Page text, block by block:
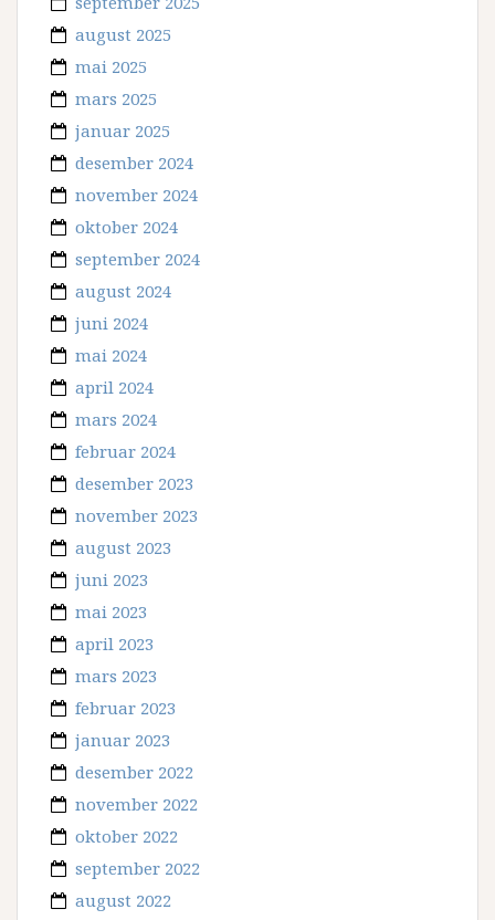
august 2025
mai 2025
mars 2025
januar 2025
desember 2024
november 2024
oktober 2024
september 2024
august 2024
juni 2024
mai 2024
april 2024
mars 2024
februar 2024
desember 2023
november 2023
august 2023
juni 2023
mai 2023
april 2023
mars 2023
februar 2023
januar 2023
desember 2022
november 2022
oktober 2022
september 2022
august 2022